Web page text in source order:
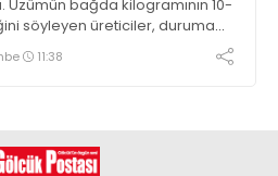
bağda kilogramının 10-
söyleyen üreticiler, duruma
11:38